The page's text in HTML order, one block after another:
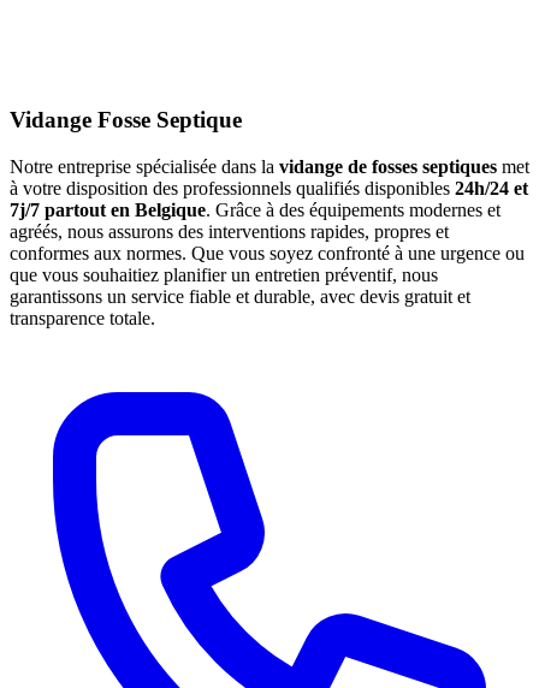
Vidange Fosse Septique
Notre entreprise spécialisée dans la vidange de fosses septiques met
à votre disposition des professionnels qualifiés disponibles 24h/24 et
7j/7 partout en Belgique. Grâce à des équipements modernes et
agréés, nous assurons des interventions rapides, propres et
conformes aux normes. Que vous soyez confronté à une urgence ou
que vous souhaitiez planifier un entretien préventif, nous
garantissons un service fiable et durable, avec devis gratuit et
transparence totale.